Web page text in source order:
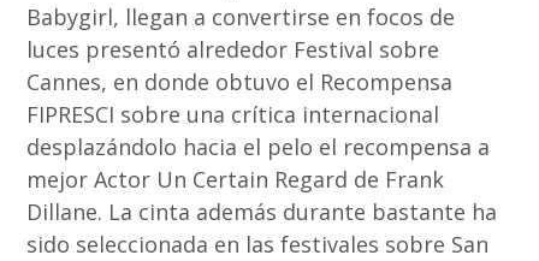
Babygirl, llegan a convertirse en focos de
luces presentó alrededor Festival sobre
Cannes, en donde obtuvo el Recompensa
FIPRESCI sobre una crítica internacional
desplazándolo hacia el pelo el recompensa a
mejor Actor Un Certain Regard de Frank
Dillane. La cinta además durante bastante ha
sido seleccionada en las festivales sobre San